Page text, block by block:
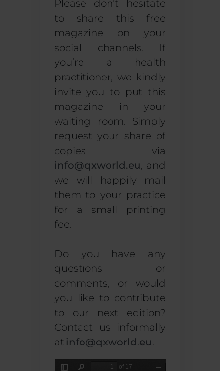
Please don’t hesitate
to share this free
magazine on your
social channels. If
you’re a health
practitioner, we kindly
invite you to put this
magazine in your
waiting room. Simply
request your share of
copies via
info@qxworld.eu, and
we will happily mail
them to your practice
for a small printing
fee.
Do you have any
questions or
comments, or would
you like to contribute
to our next edition?
Contact us informally
at info@qxworld.eu.